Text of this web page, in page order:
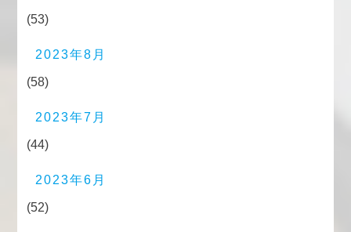
(53)
2023年8月
(58)
2023年7月
(44)
2023年6月
(52)